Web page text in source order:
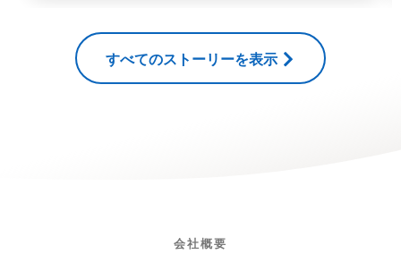
すべてのストーリーを表示
会社概要